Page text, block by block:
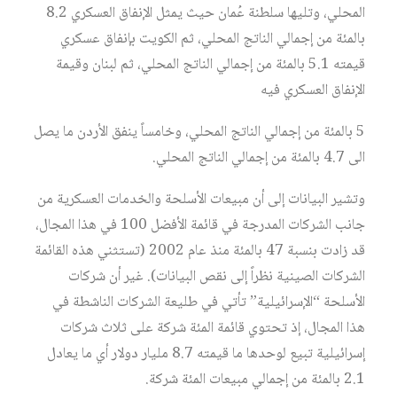
المحلي، وتليها سلطنة عُمان حيث يمثل الإنفاق العسكري 8.2
بالمئة من إجمالي الناتج المحلي، ثم الكويت بإنفاق عسكري
قيمته 5.1 بالمئة من إجمالي الناتج المحلي، ثم لبنان وقيمة
الإنفاق العسكري فيه
5 بالمئة من إجمالي الناتج المحلي، وخامساً ينفق الأردن ما يصل
الى 4.7 بالمئة من إجمالي الناتج المحلي.
وتشير البيانات إلى أن مبيعات الأسلحة والخدمات العسكرية من
جانب الشركات المدرجة في قائمة الأفضل 100 في هذا المجال،
قد زادت بنسبة 47 بالمئة منذ عام 2002 (تستثني هذه القائمة
الشركات الصينية نظراً إلى نقص البيانات). غير أن شركات
الأسلحة “الإسرائيلية” تأتي في طليعة الشركات الناشطة في
هذا المجال، إذ تحتوي قائمة المئة شركة على ثلاث شركات
إسرائيلية تبيع لوحدها ما قيمته 8.7 مليار دولار أي ما يعادل
2.1 بالمئة من إجمالي مبيعات المئة شركة.